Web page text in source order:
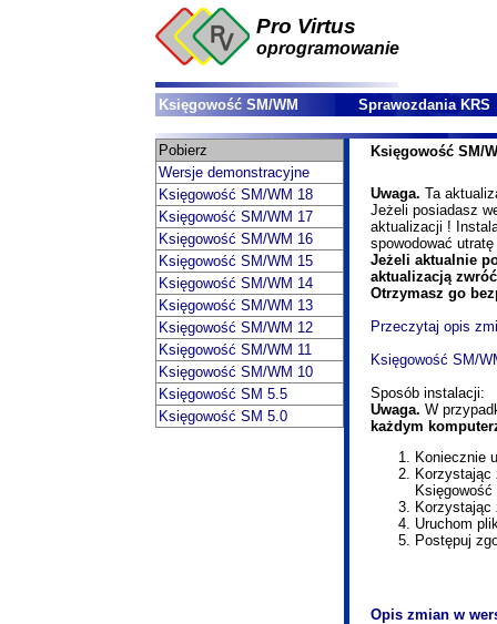
Pro Virtus
oprogramowanie
Księgowość SM/WM Sprawozdania KRS
Pobierz
Wersje demonstracyjne
Księgowość SM/WM 18
Księgowość SM/WM 17
Księgowość SM/WM 16
Księgowość SM/WM 15
Księgowość SM/WM 14
Księgowość SM/WM 13
Księgowość SM/WM 12
Księgowość SM/WM 11
Księgowość SM/WM 10
Księgowość SM 5.5
Księgowość SM 5.0
Księgowość SM/
Uwaga. Ta
Jeżeli posiadasz
aktualizacji !
spowodować
Jeżeli aktualnie
aktualizacją
Otrzymasz go
Przeczytaj opis
Księgowość SM/
Sposób instalacji:
Uwaga. W
każdym
Koniecznie
Korzystając
Korzystając
Uruchom
Postępuj
Opis zmian w